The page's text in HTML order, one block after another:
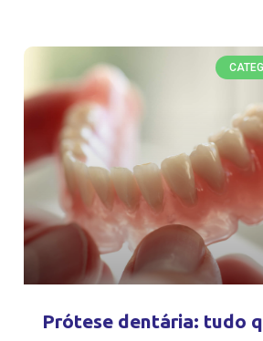
Prótese dentária: tudo